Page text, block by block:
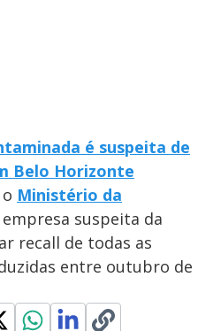
é suspeita de
Belo Horizonte
Ministério da
suspeita da
recall de todas as
entre outubro de